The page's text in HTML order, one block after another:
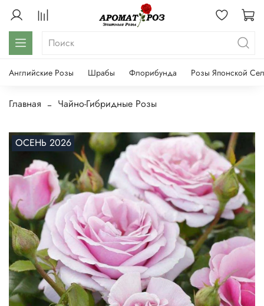
Английские Розы Шрабы Флорибунда Розы Японской
Главная Чайно-Гибридные Розы
ОСЕНЬ 2026